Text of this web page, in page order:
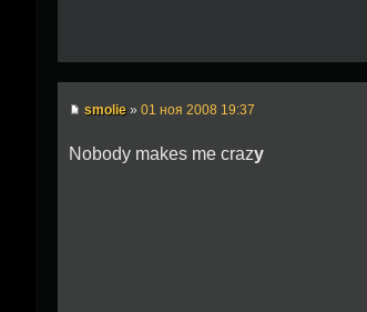
smolie » 01 ноя 2008 19:37
Nobody makes me crazy